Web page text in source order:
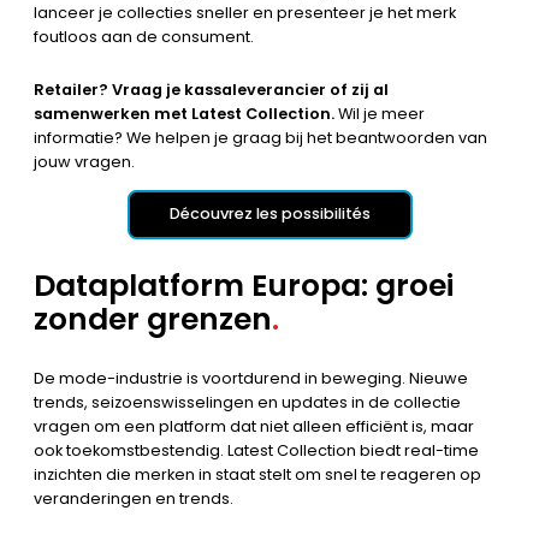
lanceer je collecties sneller en presenteer je het merk
foutloos aan de consument.
Retailer? Vraag je kassaleverancier of zij al
samenwerken met Latest Collection.Wil je meer
informatie? We helpen je graag bij het beantwoorden van
jouw vragen.
Découvrez les possibilités
Dataplatform Europa: groei
zonder grenzen.
De mode-industrie is voortdurend in beweging. Nieuwe
trends, seizoenswisselingen en updates in de collectie
vragen om een platform dat niet alleen efficiënt is, maar
ook toekomstbestendig. Latest Collection biedt real-time
inzichten die merken in staat stelt om snel te reageren op
veranderingen en trends.